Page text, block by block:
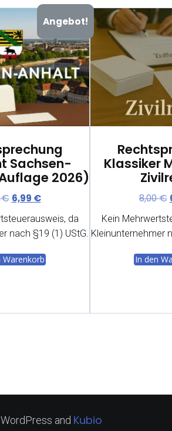
Angebot!
Sachsen-
2026)
€ Ursprünglicher
war:
8,00 €
6,99 €Aktueller
ist:
6,99 €.
da
nach §19 (1) UStG.
Warenkorb
Klassiker
8,00€
Kein
Kleinunternehmer
In den
and Kubio